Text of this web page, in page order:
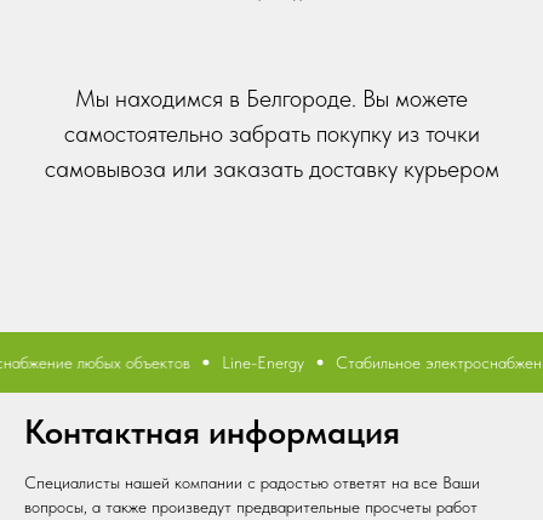
Мы находимся в Белгороде. Вы можете
самостоятельно забрать покупку из точки
самовывоза или заказать доставку курьером
любых объектов Line-Energy Стабильное
Контактная информация
Специалисты нашей компании с радостью ответят на все Ваши
вопросы, а также произведут предварительные просчеты работ